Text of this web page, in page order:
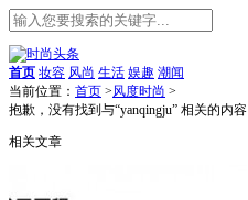
首页 妆容 风尚 生活 娱趣 潮闻
当前位置： 首页 >风度时尚 >
抱歉，没有找到与“yanqingju” 相关的内容
相关文章